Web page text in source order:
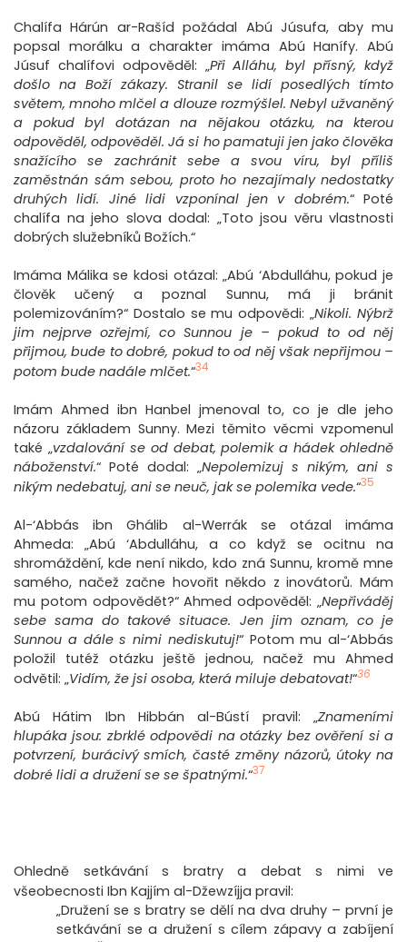
Chalífa Hárún ar-Rašíd požádal Abú Júsufa, aby mu
popsal morálku a charakter imáma Abú Hanífy. Abú
Júsuf chalífovi odpověděl: „Při Alláhu, byl přísný, když
došlo na Boží zákazy. Stranil se lidí posedlých tímto
světem, mnoho mlčel a dlouze rozmýšlel. Nebyl užvaněný
a pokud byl dotázan na nějakou otázku, na kterou
odpověděl, odpověděl. Já si ho pamatuji jen jako člověka
snažícího se zachránit sebe a svou víru, byl příliš
zaměstnán sám sebou, proto ho nezajímaly nedostatky
druhých lidí. Jiné lidi vzponínal jen v dobrém.“ Poté
chalífa na jeho slova dodal: „Toto jsou věru vlastnosti
dobrých služebníků Božích.“
Imáma Málika se kdosi otázal: „Abú ‘Abdulláhu, pokud je
člověk učený a poznal Sunnu, má ji bránit
polemizováním?“ Dostalo se mu odpovědi: „Nikoli. Nýbrž
jim nejprve ozřejmí, co Sunnou je – pokud to od něj
přijmou, bude to dobré, pokud to od něj však nepřijmou –
potom bude nadále mlčet.“34
Imám Ahmed ibn Hanbel jmenoval to, co je dle jeho
názoru základem Sunny. Mezi těmito věcmi vzpomenul
také „vzdalování se od debat, polemik a hádek ohledně
náboženství.“ Poté dodal: „Nepolemizuj s nikým, ani s
nikým nedebatuj, ani se neuč, jak se polemika vede.“35
Al-‘Abbás ibn Ghálib al-Werrák se otázal imáma
Ahmeda: „Abú ‘Abdulláhu, a co když se ocitnu na
shromáždění, kde není nikdo, kdo zná Sunnu, kromě mne
samého, načež začne hovořit někdo z inovátorů. Mám
mu potom odpovědět?“ Ahmed odpověděl: „Nepřiváděj
sebe sama do takové situace. Jen jim oznam, co je
Sunnou a dále s nimi nediskutuj!“ Potom mu al-‘Abbás
položil tutéž otázku ještě jednou, načež mu Ahmed
odvětil: „Vidím, že jsi osoba, která miluje debatovat!“36
Abú Hátim Ibn Hibbán al-Bústí pravil: „Znameními
hlupáka jsou: zbrklé odpovědi na otázky bez ověření si a
potvrzení, burácivý smích, časté změny názorů, útoky na
dobré lidi a družení se se špatnými.“37
Ohledně setkávání s bratry a debat s nimi ve
všeobecnosti Ibn Kajjím al-Džewzíjja pravil:
„Družení se s bratry se dělí na dva druhy – první je
setkávání se a družení s cílem zápavy a zabíjení